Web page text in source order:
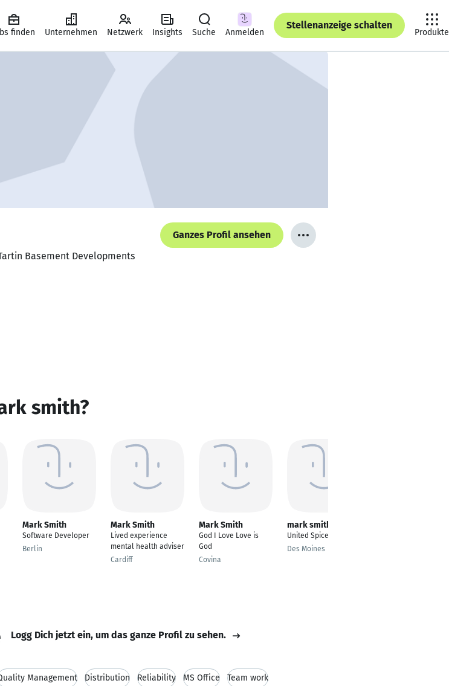
finden Unternehmen Netzwerk Insights Suche Anmelden
Stellenanzeige schalten
Produkte
Ganzes Profil ansehen
Basement Developments
smith?
Mark Smith
Software Developer
Berlin
Mark Smith
Lived experience
mental health adviser
Cardiff
Mark Smith
God I Love Love is
God
Covina
mark smith
United Spicefruits
Des Moines
Logg Dich jetzt ein, um das ganze Profil zu sehen.
Management Distribution Reliability MS Office Team work